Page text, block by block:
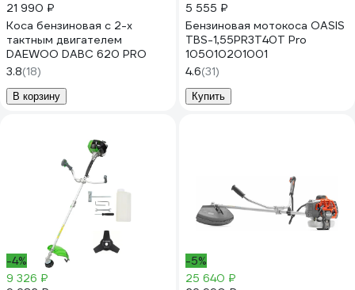
21 990 ₽
Коса бензиновая c 2-х
тактным двигателем
DAEWOO DABC 620 PRO
3.8(18)
В корзину
5 555 ₽
Бензиновая мотокоса OASIS
TBS-1,55PR3T40T Pro
105010201001
4.6(31)
Купить
-4%
9 326 ₽
-5%
25 640 ₽